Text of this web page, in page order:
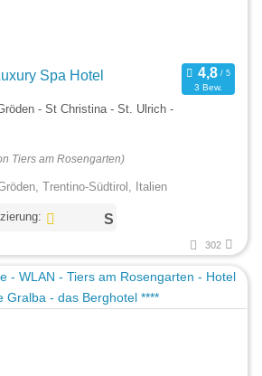
Spa Hotel
3 Bew.
- St Christina - St. Ulrich -
Tiers am Rosengarten)
Trentino-Südtirol, Italien
302